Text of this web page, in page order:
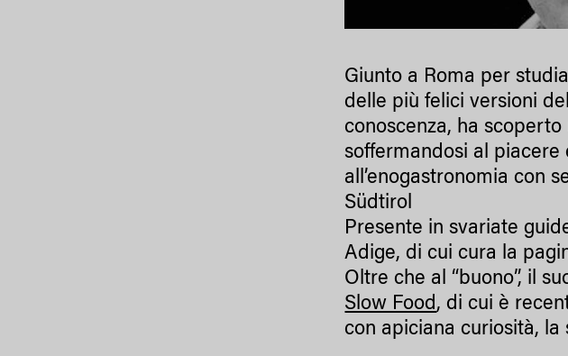
Giunto a Roma per
delle più felici versioni
conoscenza, ha
soffermandosi al
all’enogastronomia con
Südtirol
Presente in svariate
Adige, di cui cura la
Oltre che al “buono”, il
Slow Food, di cui è
con apiciana curiosità, la